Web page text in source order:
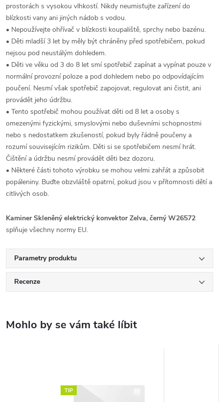
prostorách s vysokou vlhkostí. Nikdy neumisťujte zařízení do
blízkosti vany ani jiných nádob s vodou.
• Nepoužívejte ohřívač v blízkosti koupaliště, sprchy nebo bazénu.
• Děti mladší 3 let by měly být chráněny před spotřebičem, pokud
nejsou pod neustálým dohledem.
• Děti ve věku od 3 do 8 let smí spotřebič zapínat a vypínat pouze v
normální provozní poloze a pod dohledem nebo po odpovídajícím
poučení. Nesmí však spotřebič zapojovat, regulovat ani čistit, ani
provádět jeho údržbu.
• Tento spotřebič mohou používat děti od 8 let a osoby s
omezenými fyzickými, smyslovými nebo duševními schopnostmi
nebo s nedostatkem zkušeností, pokud byly řádně poučeny a
rozumí souvisejícím rizikům. Děti si se spotřebičem nesmí hrát.
Čištění a údržbu nesmí provádět děti bez dozoru.
• Některé části tohoto výrobku se mohou velmi zahřát a způsobit
popáleniny. Buďte obzvláště opatrní, pokud jsou v přítomnosti dětí a
citlivých osob.
Kaminer Skleněný elektrický konvektor Zelva, černý W26572
splňuje všechny normy EU.
Parametry produktu
Recenze
TIP